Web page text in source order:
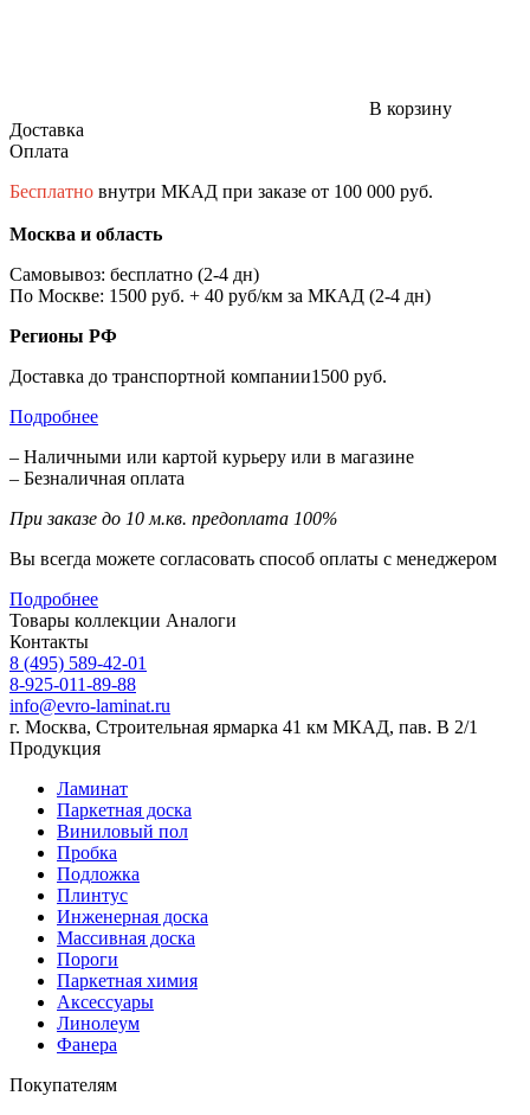
В корзину
Доставка
Оплата
Бесплатно внутри МКАД при заказе от 100 000 руб.
Москва и область
Самовывоз: бесплатно (2-4 дн)
По Москве: 1500 руб. + 40 руб/км за МКАД (2-4 дн)
Регионы РФ
Доставка до транспортной компании1500 руб.
Подробнее
– Наличными или картой курьеру или в магазине
– Безналичная оплата
При заказе до 10 м.кв. предоплата 100%
Вы всегда можете согласовать способ оплаты с менеджером
Подробнее
Товары коллекции Аналоги
Контакты
8 (495) 589-42-01
8-925-011-89-88
info@evro-laminat.ru
г. Москва, Строительная ярмарка 41 км МКАД, пав. В 2/1
Продукция
Ламинат
Паркетная доска
Виниловый пол
Пробка
Подложка
Плинтус
Инженерная доска
Массивная доска
Пороги
Паркетная химия
Аксессуары
Линолеум
Фанера
Покупателям